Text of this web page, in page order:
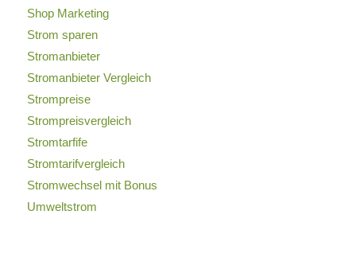
Shop Marketing
Strom sparen
Stromanbieter
Stromanbieter Vergleich
Strompreise
Strompreisvergleich
Stromtarfife
Stromtarifvergleich
Stromwechsel mit Bonus
Umweltstrom